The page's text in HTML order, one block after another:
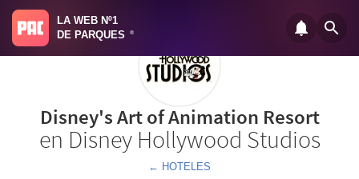
LA WEB Nº1
DE PARQUES
®
Disney's Art of Animation Resort
en Disney Hollywood Studios
← HOTELES